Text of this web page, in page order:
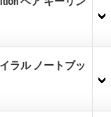
イラル ノートブッ